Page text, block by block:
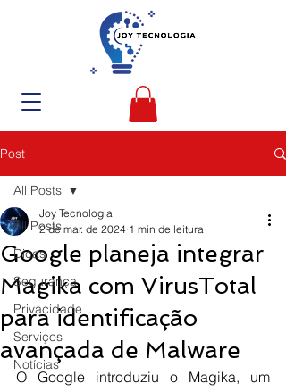
Post
All Posts
Dicas
Segurança
Privacidade
Serviços
Notícias
All Posts
Google planeja integrar
Magika com VirusTotal
para identificação
avançada de Malware
Joy Tecnologia
2 de mar. de 2024 1 min de leitura
O Google introduziu o Magika, um